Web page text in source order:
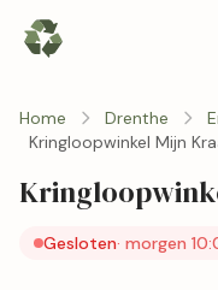
Home Drenthe
Kringloopwinkel Mijn
Gesloten· morgen